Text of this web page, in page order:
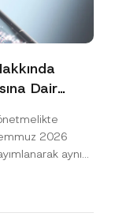
Dair
2026
aynı